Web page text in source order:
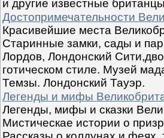
и другие известные
Достопримечательности
Красивейшие места
Старинные замки, сады и
Лордов, Лондонский
готическом стиле. Музей
Темзы. Лондонский Тауэр.
Легенды и мифы
Легенды, мифы и сказки
Мистическае истории о